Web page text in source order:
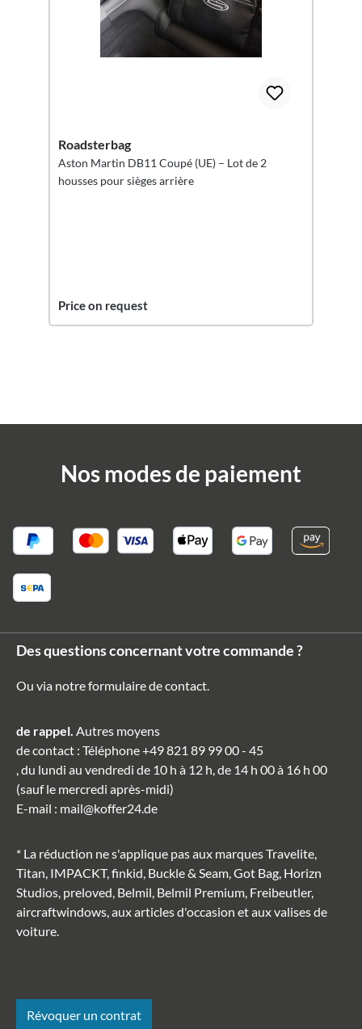
Roadsterbag
Aston Martin DB11 Coupé (UE) – Lot de 2
housses pour sièges arrière
Price on request
Nos modes de paiement
Des questions concernant votre commande ?
Ou via notre formulaire de contact.
de rappel. Autres moyens
de contact : Téléphone+49 821 89 99 00 - 45
, du lundi au vendredi de 10 h à 12 h, de 14 h 00 à 16 h 00
(sauf le mercredi après-midi)
E-mail : mail@koffer24.de
* La réduction ne s'applique pas aux marques Travelite,
Titan, IMPACKT, finkid, Buckle & Seam, Got Bag, Horizn
Studios, preloved, Belmil, Belmil Premium, Freibeutler,
aircraftwindows, aux articles d'occasion et aux valises de
voiture.
Révoquer un contrat